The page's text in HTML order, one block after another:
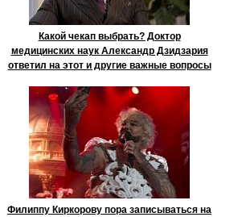
Какой чекап выбрать? Доктор
медицинских наук Александр Дзидзария
ответил на этот и другие важные вопросы
Филиппу Киркорову пора записываться на